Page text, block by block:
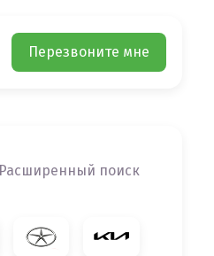
Перезвоните мне
Расширенный поиск